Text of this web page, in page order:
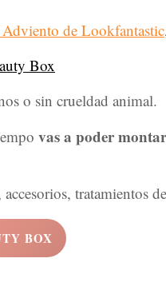
de Lookfantastic
o sin crueldad animal.
vas a poder
tratamientos
BOX